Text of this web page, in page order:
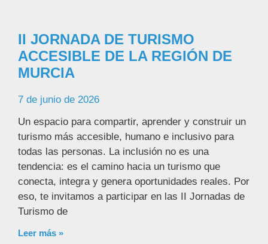
II JORNADA DE TURISMO
ACCESIBLE DE LA REGIÓN DE
MURCIA
7 de junio de 2026
Un espacio para compartir, aprender y construir un
turismo más accesible, humano e inclusivo para
todas las personas. La inclusión no es una
tendencia: es el camino hacia un turismo que
conecta, integra y genera oportunidades reales. Por
eso, te invitamos a participar en las II Jornadas de
Turismo de
Leer más »